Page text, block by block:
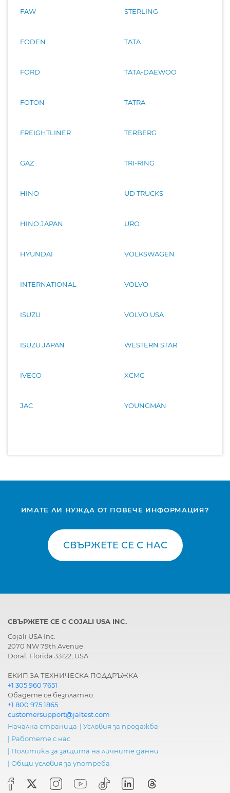
FAW
FODEN
FORD
FOTON
FREIGHTLINER
GAZ
HINO
HINO JAPAN
HYUNDAI
INTERNATIONAL
ISUZU
ISUZU JAPAN
IVECO
JAC
STERLING
TATA
TATA-DAEWOO
TATRA
TERBERG
TRI-RING
UD TRUCKS
URO
VOLKSWAGEN
VOLVO
VOLVO USA
WESTERN STAR
XCMG
YOUNGMAN
ИМАТЕ ЛИ НУЖДА ОТ ПОВЕЧЕ ИНФОРМАЦИЯ?
СВЪРЖЕТЕ СЕ С НАС
СВЪРЖЕТЕ СЕ С COJALI USA INC.
Cojali USA Inc.
2070 NW 79th Avenue
Doral, Florida 33122, USA
ЕКИП ЗА ТЕХНИЧЕСКА ПОДДРЪЖКА
+1 305 960 7651
Обадете се безплатно:
+1 800 975 1865
customersupport@jaltest.com
Начална страница | Условия за продажба
| Работете с нас
| Политика за защита на личните данни
| Общи условия за употреба